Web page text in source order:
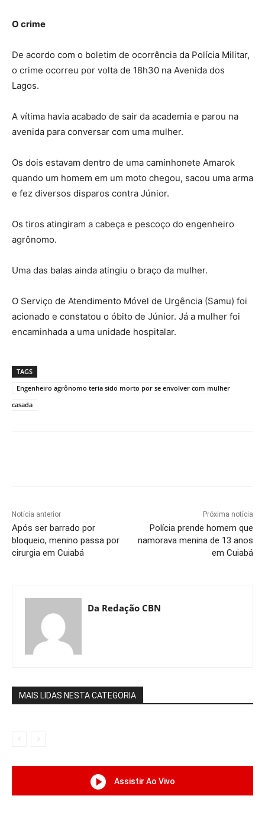
O crime
De acordo com o boletim de ocorrência da Polícia Militar,
o crime ocorreu por volta de 18h30 na Avenida dos
Lagos.
A vítima havia acabado de sair da academia e parou na
avenida para conversar com uma mulher.
Os dois estavam dentro de uma caminhonete Amarok
quando um homem em um moto chegou, sacou uma arma
e fez diversos disparos contra Júnior.
Os tiros atingiram a cabeça e pescoço do engenheiro
agrônomo.
Uma das balas ainda atingiu o braço da mulher.
O Serviço de Atendimento Móvel de Urgência (Samu) foi
acionado e constatou o óbito de Júnior. Já a mulher foi
encaminhada a uma unidade hospitalar.
TAGS
Engenheiro agrônomo teria sido morto por se envolver com mulher
casada
Notícia anterior
Após ser barrado por
bloqueio, menino passa por
cirurgia em Cuiabá
Próxima notícia
Polícia prende homem que
namorava menina de 13 anos
em Cuiabá
Da Redação CBN
MAIS LIDAS NESTA CATEGORIA
Assistir Ao Vivo